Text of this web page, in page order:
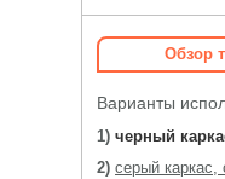
Обзор
Варианты
1) черный
2) серый каркас,